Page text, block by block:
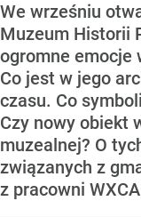
We wrześniu
Muzeum Historii
ogromne emocje
Co jest w jego
czasu. Co
Czy nowy obiekt
muzealnej? O
związanych z
z pracowni